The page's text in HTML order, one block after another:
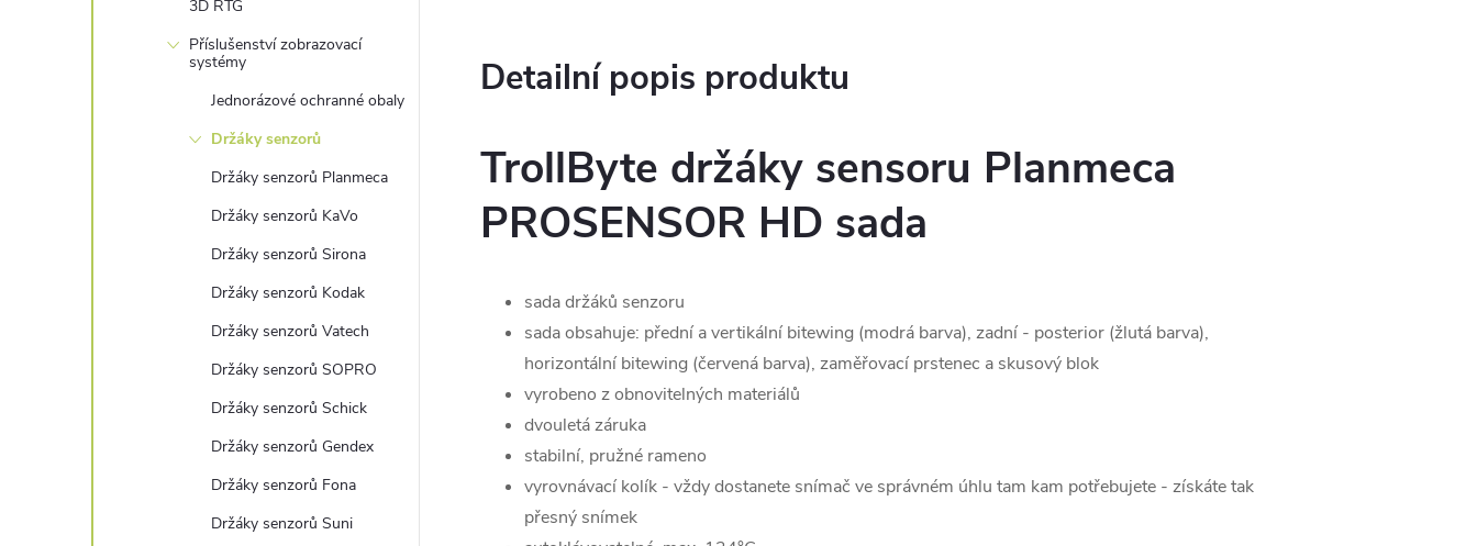
3D RTG
Příslušenství zobrazovací
systémy
Jednorázové ochranné obaly
Držáky senzorů
Držáky senzorů Planmeca
Držáky senzorů KaVo
Držáky senzorů Sirona
Držáky senzorů Kodak
Držáky senzorů Vatech
Držáky senzorů SOPRO
Držáky senzorů Schick
Držáky senzorů Gendex
Držáky senzorů Fona
Držáky senzorů Suni
Detailní popis produktu
TrollByte držáky sensoru Planmeca
PROSENSOR HD sada
sada držáků senzoru
sada obsahuje: přední a vertikální bitewing (modrá barva), zadní - posterior (žlutá barva),
horizontální bitewing (červená barva), zaměřovací prstenec a skusový blok
vyrobeno z obnovitelných materiálů
dvouletá záruka
stabilní, pružné rameno
vyrovnávací kolík - vždy dostanete snímač ve správném úhlu tam kam potřebujete - získáte tak
přesný snímek